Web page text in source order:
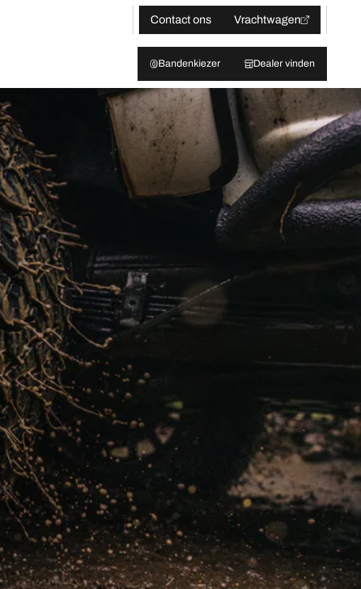
Contact ons
Vrachtwagen
Bandenkiezer Dealer vinden